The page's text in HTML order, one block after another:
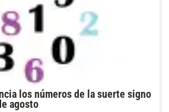
los números de la suerte signo
agosto